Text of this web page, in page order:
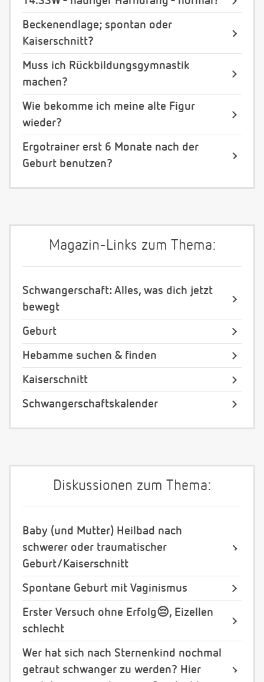
Beckenendlage; spontan oder
Kaiserschnitt?
Muss ich Rückbildungsgymnastik
machen?
Wie bekomme ich meine alte Figur
wieder?
Ergotrainer erst 6 Monate nach der
Geburt benutzen?
Magazin-Links zum Thema:
Schwangerschaft: Alles, was dich jetzt
bewegt
Geburt
Hebamme suchen & finden
Kaiserschnitt
Schwangerschaftskalender
Diskussionen zum Thema:
Baby (und Mutter) Heilbad nach
schwerer oder traumatischer
Geburt/Kaiserschnitt
Spontane Geburt mit Vaginismus
Erster Versuch ohne Erfolg😔, Eizellen
schlecht
Wer hat sich nach Sternenkind nochmal
getraut schwanger zu werden? Hier